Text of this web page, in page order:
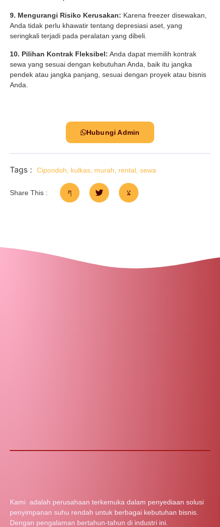
9. Mengurangi Risiko Kerusakan: Karena freezer disewakan,
Anda tidak perlu khawatir tentang depresiasi aset, yang
seringkali terjadi pada peralatan yang dibeli.
10. Pilihan Kontrak Fleksibel: Anda dapat memilih kontrak
sewa yang sesuai dengan kebutuhan Anda, baik itu jangka
pendek atau jangka panjang, sesuai dengan proyek atau bisnis
Anda.
Hubungi Admin
Tags : Cipondoh kulkas murah rental sewa
Share This :
Kami adalah perusahaan terkemuka dalam penyediaan solusi
penyimpanan suhu rendah untuk berbagai kebutuhan bisnis.
Dengan pengalaman bertahun-tahun di industri ini.